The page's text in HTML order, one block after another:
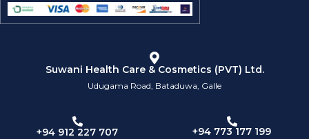
Suwani Health Care & Cosmetics (PVT) Ltd.
Udugama Road, Bataduwa, Galle
+94 912 227 707 +94 773 177 199